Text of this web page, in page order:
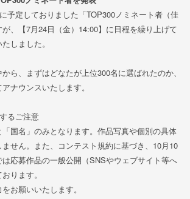
予定しておりました「TOP300ノミネート者（佳
、【7月24日（金）14:00】に日程を繰り上げて
しました。
ら、まずはどなたが上位300名に選ばれたのか、
ナウンスいたします。
るご注意
国名」のみとなります。作品写真や個別の具体
せん。また、コンテスト規約に基づき、10月10
応募作品の一般公開（SNSやウェブサイト等へ
ります。
お願いいたします。